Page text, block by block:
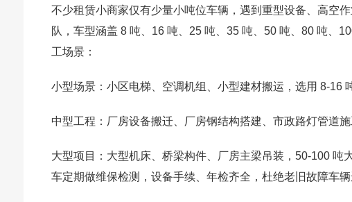
不少租赁小商家仅有少量小吨位车辆，遇到重型设备、高空
队，车型涵盖 8 吨、16 吨、25 吨、35 吨、50 吨、80 吨、
工场景：
小型场景：小区电梯、空调机组、小型建材搬运，选用 8-16
中型工程：厂房设备搬迁、厂房钢结构搭建、市政路灯管道
大型项目：大型机床、桥梁构件、厂房主梁吊装，50-100 吨
车定期做维保检测，设备手续、年检齐全，杜绝老旧故障车